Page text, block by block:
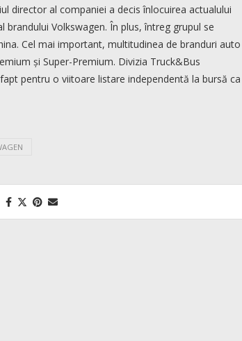
director al companiei a decis înlocuirea actualului
Volkswagen. În plus, întreg grupul se
Cel mai important, multitudinea de branduri auto
și Super-Premium. Divizia Truck&Bus
pentru o viitoare listare independentă la bursă ca